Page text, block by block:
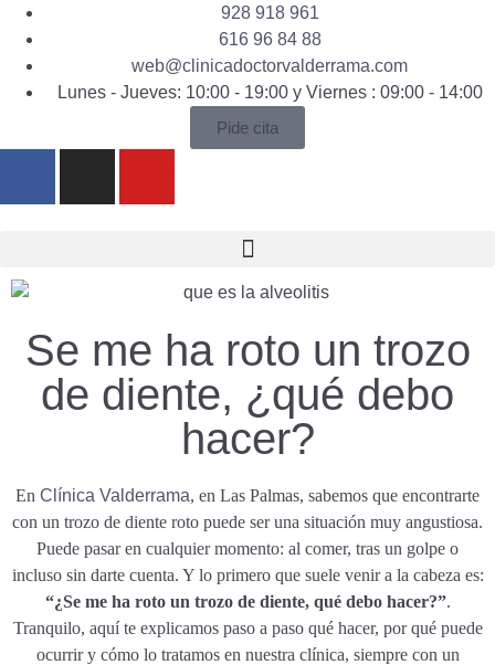
928 918 961
616 96 84 88
web@clinicadoctorvalderrama.com
Lunes - Jueves: 10:00 - 19:00 y Viernes : 09:00 - 14:00
Pide cita
Se me ha roto un trozo
de diente, ¿qué debo
hacer?
En Clínica Valderrama, en Las Palmas, sabemos que encontrarte
con un trozo de diente roto puede ser una situación muy angustiosa.
Puede pasar en cualquier momento: al comer, tras un golpe o
incluso sin darte cuenta. Y lo primero que suele venir a la cabeza es:
“¿Se me ha roto un trozo de diente, qué debo hacer?”.
Tranquilo, aquí te explicamos paso a paso qué hacer, por qué puede
ocurrir y cómo lo tratamos en nuestra clínica, siempre con un